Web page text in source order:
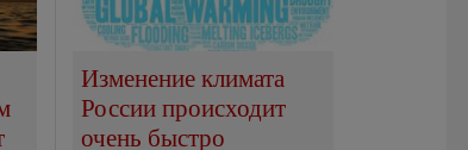
Изменение климата
России происходит
очень быстро